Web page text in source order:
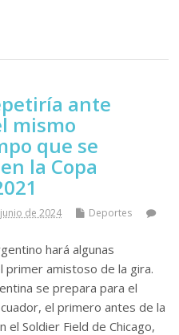
ante
mismo
que se
la Copa
de 2024
Deportes
hará algunas
primer amistoso de la gira.
se prepara para el
el primero antes de la
el Soldier Field de Chicago,